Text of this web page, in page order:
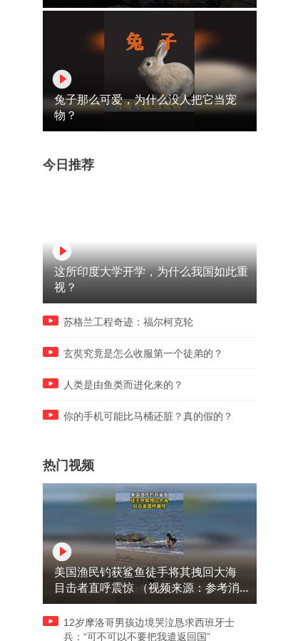
备，最终被抓。
赛，全天全部赛程安排。
兔子那么可爱，为什么没人把它当宠
物？
今日推荐
这所印度大学开学，为什么我国如此重
视？
苏格兰工程奇迹：福尔柯克轮
玄奘究竟是怎么收服第一个徒弟的？
人类是由鱼类而进化来的？
你的手机可能比马桶还脏？真的假的？
热门视频
美国渔民钓获鲨鱼徒手将其拽回大海
目击者直呼震惊 （视频来源：参考消
息）
12岁摩洛哥男孩边境哭泣恳求西班牙士
兵：“可不可以不要把我遣返回国”